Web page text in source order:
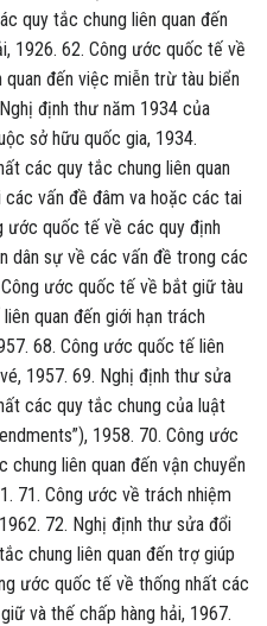
quy tắc chung liên quan đến
1926. 62. Công ước quốc tế về
đến việc miễn trừ tàu biển
định thư năm 1934 của
sở hữu quốc gia, 1934.
các quy tắc chung liên quan
các vấn đề đâm va hoặc các tai
ước quốc tế về các quy định
dân sự về các vấn đề trong các
ước quốc tế về bắt giữ tàu
quan đến giới hạn trách
68. Công ước quốc tế liên
1957. 69. Nghị định thư sửa
các quy tắc chung của luật
1958. 70. Công ước
liên quan đến vận chuyển
71. Công ước về trách nhiệm
72. Nghị định thư sửa đổi
chung liên quan đến trợ giúp
ước quốc tế về thống nhất các
và thế chấp hàng hải, 1967.